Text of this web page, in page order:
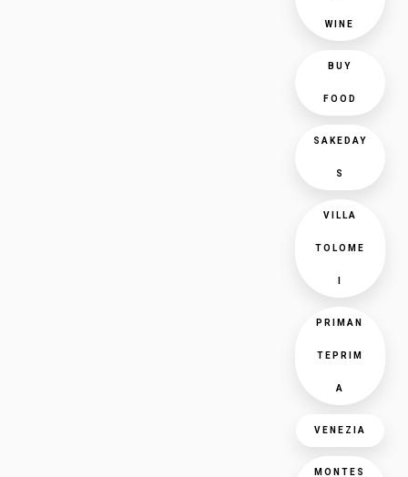
WINE
BUY
FOOD
SAKEDAY
S
VILLA
TOLOME
PRIMAN
TEPRIM
A
VENEZIA
MONTES